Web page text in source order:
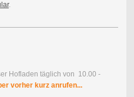
.
Hofladen täglich von 10.00 -
vorher kurz anrufen...